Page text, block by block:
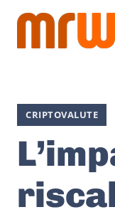
CRIPTOVALUTE